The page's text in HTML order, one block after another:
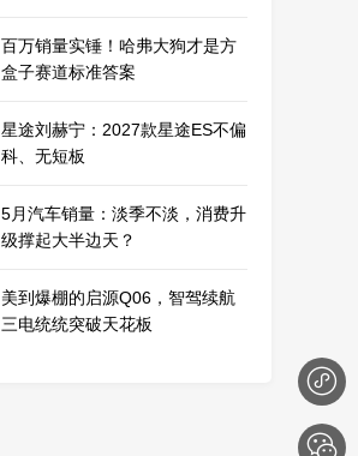
百万销量实锤！哈弗大狗才是方
盒子赛道标准答案
星途刘赫宁：2027款星途ES不偏
科、无短板
5月汽车销量：淡季不淡，消费升
级撑起大半边天？
美到爆棚的启源Q06，智驾续航
三电统统突破天花板